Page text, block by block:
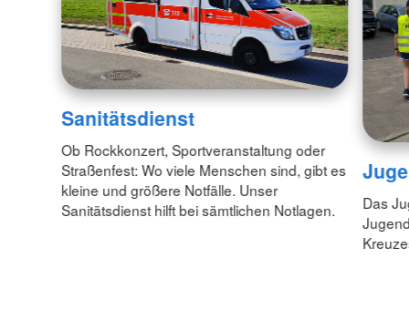
Sanitätsdienst
Ob Rockkonzert, Sportveranstaltung oder
Straßenfest: Wo viele Menschen sind, gibt es
kleine und größere Notfälle. Unser
Sanitätsdienst hilft bei sämtlichen Notlagen.
Das